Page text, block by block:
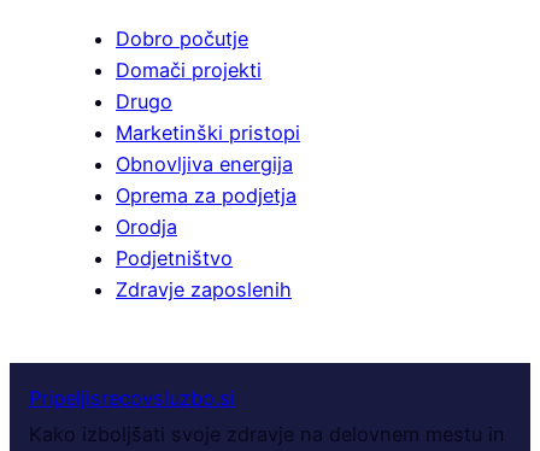
Dobro počutje
Domači projekti
Drugo
Marketinški pristopi
Obnovljiva energija
Oprema za podjetja
Orodja
Podjetništvo
Zdravje zaposlenih
Pripeljisrecovsluzbo.si
Kako izboljšati svoje zdravje na delovnem mestu in